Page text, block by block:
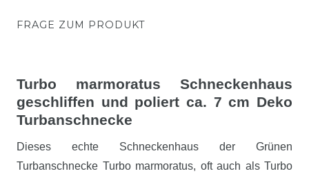
FRAGE ZUM PRODUKT
Turbo marmoratus Schneckenhaus
geschliffen und poliert ca. 7 cm Deko
Turbanschnecke
Dieses echte Schneckenhaus der Grünen
Turbanschnecke Turbo marmoratus, oft auch als Turbo